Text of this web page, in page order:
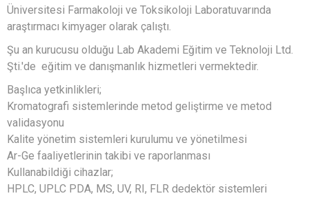
Üniversitesi Farmakoloji ve Toksikoloji Laboratuvarında
araştırmacı kimyager olarak çalıştı.
Şu an kurucusu olduğu Lab Akademi Eğitim ve Teknoloji Ltd.
Şti.'de eğitim ve danışmanlık hizmetleri vermektedir.
Başlıca yetkinlikleri;
Kromatografi sistemlerinde metod geliştirme ve metod
validasyonu
Kalite yönetim sistemleri kurulumu ve yönetilmesi
Ar-Ge faaliyetlerinin takibi ve raporlanması
Kullanabildiği cihazlar;
HPLC, UPLC PDA, MS, UV, RI, FLR dedektör sistemleri